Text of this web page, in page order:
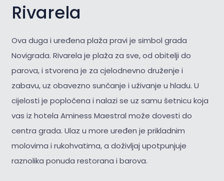
Rivarela
Ova duga i uređena plaža pravi je simbol grada
Novigrada. Rivarela je plaža za sve, od obitelji do
parova, i stvorena je za cjelodnevno druženje i
zabavu, uz obavezno sunčanje i uživanje u hladu. U
cijelosti je popločena i nalazi se uz samu šetnicu koja
vas iz hotela Aminess Maestral može dovesti do
centra grada. Ulaz u more uređen je prikladnim
molovima i rukohvatima, a doživljaj upotpunjuje
raznolika ponuda restorana i barova.